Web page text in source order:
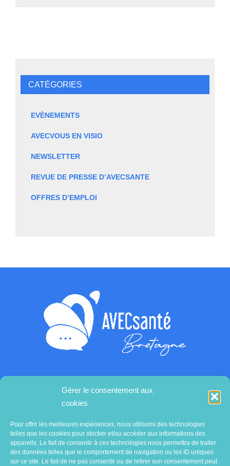
Gérer le consentement aux
cookies
Pour offrir les meilleures expériences, nous utilisons des technologies
telles que les cookies pour stocker et/ou accéder aux informations des
appareils. Le fait de consentir à ces technologies nous permettra de traiter
des données telles que le comportement de navigation ou les ID uniques
sur ce site. Le fait de ne pas consentir ou de retirer son consentement peut
CATÉGORIES
EVÈNEMENTS
AVECVOUS EN VISIO
NEWSLETTER
REVUE DE PRESSE D’AVECSANTE
OFFRES D’EMPLOI
Contactez-nous